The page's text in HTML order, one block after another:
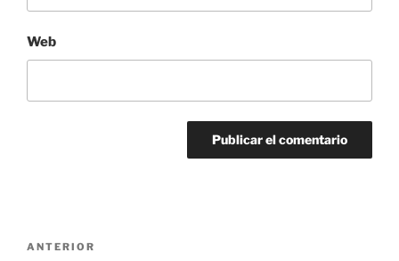
Web
Navegación
Entrada
ANTERIOR